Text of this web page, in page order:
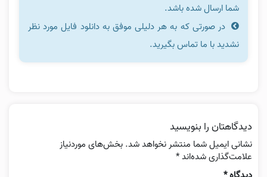
شما ارسال شده باشد.
در صورتی که به هر دلیلی موفق به دانلود فایل مورد نظر
نشدید با ما تماس بگیرید.
دیدگاهتان را بنویسید
نشانی ایمیل شما منتشر نخواهد شد. بخش‌های موردنیاز
علامت‌گذاری شده‌اند*